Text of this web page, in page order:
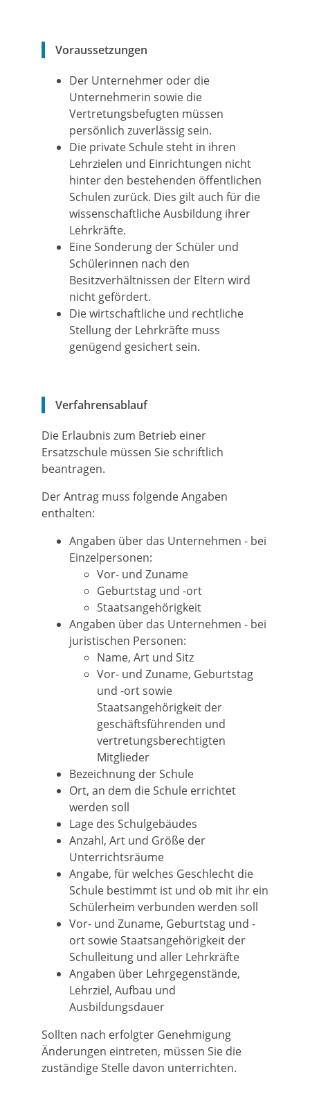
Voraussetzungen
Der Unternehmer oder die
Unternehmerin sowie die
Vertretungsbefugten müssen
persönlich zuverlässig sein.
Die private Schule steht in ihren
Lehrzielen und Einrichtungen nicht
hinter den bestehenden öffentlichen
Schulen zurück. Dies gilt auch für die
wissenschaftliche Ausbildung ihrer
Lehrkräfte.
Eine Sonderung der Schüler und
Schülerinnen nach den
Besitzverhältnissen der Eltern wird
nicht gefördert.
Die wirtschaftliche und rechtliche
Stellung der Lehrkräfte muss
genügend gesichert sein.
Verfahrensablauf
Die Erlaubnis zum Betrieb einer
Ersatzschule müssen Sie schriftlich
beantragen.
Der Antrag muss folgende Angaben
enthalten:
Angaben über das Unternehmen - bei
Einzelpersonen:
Vor- und Zuname
Geburtstag und -ort
Staatsangehörigkeit
Angaben über das Unternehmen - bei
juristischen Personen:
Name, Art und Sitz
Vor- und Zuname, Geburtstag
und -ort sowie
Staatsangehörigkeit der
geschäftsführenden und
vertretungsberechtigten
Mitglieder
Bezeichnung der Schule
Ort, an dem die Schule errichtet
werden soll
Lage des Schulgebäudes
Anzahl, Art und Größe der
Unterrichtsräume
Angabe, für welches Geschlecht die
Schule bestimmt ist und ob mit ihr ein
Schülerheim verbunden werden soll
Vor- und Zuname, Geburtstag und -
ort sowie Staatsangehörigkeit der
Schulleitung und aller Lehrkräfte
Angaben über Lehrgegenstände,
Lehrziel, Aufbau und
Ausbildungsdauer
Sollten nach erfolgter Genehmigung
Änderungen eintreten, müssen Sie die
zuständige Stelle davon unterrichten.